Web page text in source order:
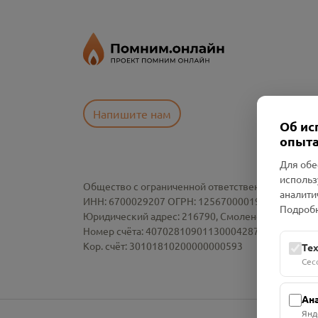
Напишите нам
Общество с ограниченной ответственностью
ИНН: 6700029207 ОГРН: 1256700001986
Юридический адрес: 216790, Смоленская
Номер счёта: 40702810901130004287 в АО
Кор. счёт: 30101810200000000593
Об
Для